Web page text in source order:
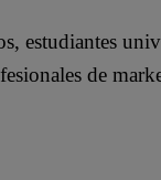
estudiantes
de